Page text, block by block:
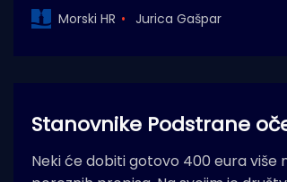
Morski HR Jurica Gašpar
Stanovnike Podstrane
Neki će dobiti gotovo 400 eura više